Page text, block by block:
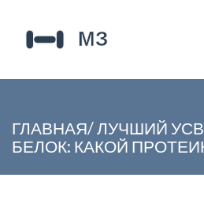
ГЛАВНАЯ/ЛУЧШИЙ
БЕЛОК: КАКОЙ